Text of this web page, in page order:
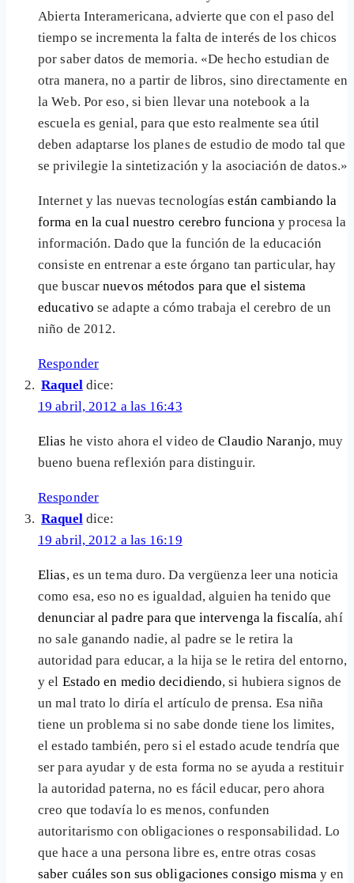
Abierta Interamericana, advierte que con el paso del
tiempo se incrementa la falta de interés de los chicos
por saber datos de memoria. «De hecho estudian de
otra manera, no a partir de libros, sino directamente en
la Web. Por eso, si bien llevar una notebook a la
escuela es genial, para que esto realmente sea útil
deben adaptarse los planes de estudio de modo tal que
se privilegie la sintetización y la asociación de datos.»
Internet y las nuevas tecnologíasestán cambiando la
forma en la cual nuestro cerebro funciona y procesa la
información. Dado que la función de la educación
consiste en entrenar a este órgano tan particular, hay
que buscarnuevos métodos para que el sistema
educativo se adapte a cómo trabaja el cerebro de un
niño de 2012.
Responder
Raquel dice:
19 abril, 2012 a las 16:43
Elias he visto ahora el video deClaudio Naranjo, muy
bueno buena reflexión para distinguir.
Responder
Raquel dice:
19 abril, 2012 a las 16:19
Elias, es un tema duro. Da vergüenza leer una noticia
como esa, eso no es igualdad, alguien ha tenido que
denunciar al padre para que intervenga la fiscalía, ahí
no sale ganando nadie, al padre se le retira la
autoridad para educar, a la hija se le retira del entorno,
y el Estado en medio decidiendo, si hubiera signos de
un mal trato lo diría el artículo de prensa. Esa niña
tiene un problema si no sabe donde tiene los limites,
el estado también, pero si el estado acude tendría que
ser para ayudar y de esta forma no se ayuda a restituir
la autoridad paterna, no es fácil educar, pero ahora
creo que todavía lo es menos, confunden
autoritarismo con obligaciones o responsabilidad. Lo
que hace a una persona libre es, entre otras cosas
saber cuáles son sus obligaciones consigo mismay en